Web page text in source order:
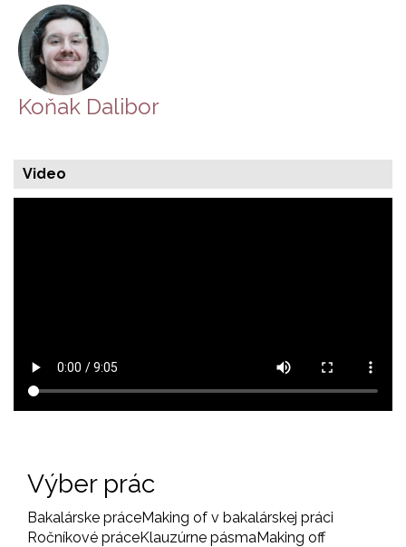
Koňak Dalibor
Video
Výber prác
Bakalárske práceMaking of v bakalárskej práci
Ročníkové práceKlauzúrne pásmaMaking off